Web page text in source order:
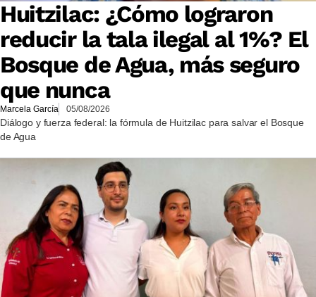
Huitzilac: ¿Cómo lograron
reducir la tala ilegal al 1%? El
Bosque de Agua, más seguro
que nunca
Marcela García 05/08/2026
Diálogo y fuerza federal: la fórmula de Huitzilac para salvar el Bosque
de Agua